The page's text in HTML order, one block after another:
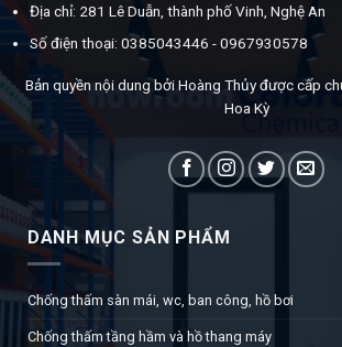
Địa chỉ: 281 Lê Duẫn, thành phố Vinh, Nghệ An
Số điện thoại: 0385043446 - 0967930578
Bản quyền nội dung bởi Hoàng Thủy được cấp
Hoa Kỳ
DANH MỤC SẢN PHẨM
Chống thấm sàn mái, wc, ban công, hồ bơi
Chống thấm tầng hầm và hồ thang máy